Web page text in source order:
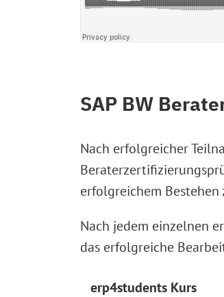
SAP BW
Nach erfolgreicher
erfolgreichem
Nach jedem einzelnen
das erfolgreiche
erp4students Kurs